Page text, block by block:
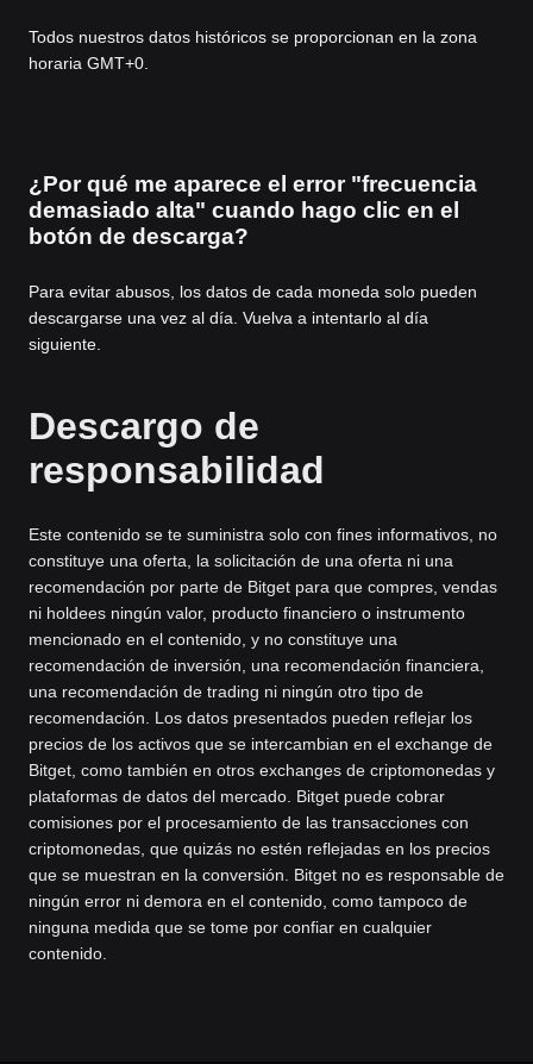
Todos nuestros datos históricos se proporcionan en la zona
horaria GMT+0.
¿Por qué me aparece el error "frecuencia
demasiado alta" cuando hago clic en el
botón de descarga?
Para evitar abusos, los datos de cada moneda solo pueden
descargarse una vez al día. Vuelva a intentarlo al día
siguiente.
Descargo de
responsabilidad
Este contenido se te suministra solo con fines informativos, no
constituye una oferta, la solicitación de una oferta ni una
recomendación por parte de Bitget para que compres, vendas
ni holdees ningún valor, producto financiero o instrumento
mencionado en el contenido, y no constituye una
recomendación de inversión, una recomendación financiera,
una recomendación de trading ni ningún otro tipo de
recomendación. Los datos presentados pueden reflejar los
precios de los activos que se intercambian en el exchange de
Bitget, como también en otros exchanges de criptomonedas y
plataformas de datos del mercado. Bitget puede cobrar
comisiones por el procesamiento de las transacciones con
criptomonedas, que quizás no estén reflejadas en los precios
que se muestran en la conversión. Bitget no es responsable de
ningún error ni demora en el contenido, como tampoco de
ninguna medida que se tome por confiar en cualquier
contenido.